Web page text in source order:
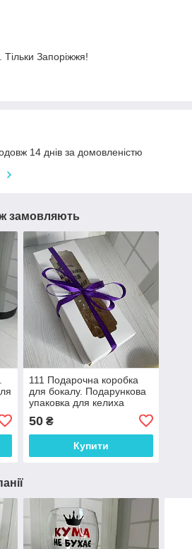
Тільки Запоріжжя!
14 днів за домовленістю
замовляють
111 Подарочна коробка
для бокалу. Подарункова
упаковка для келиха
50₴
Купити